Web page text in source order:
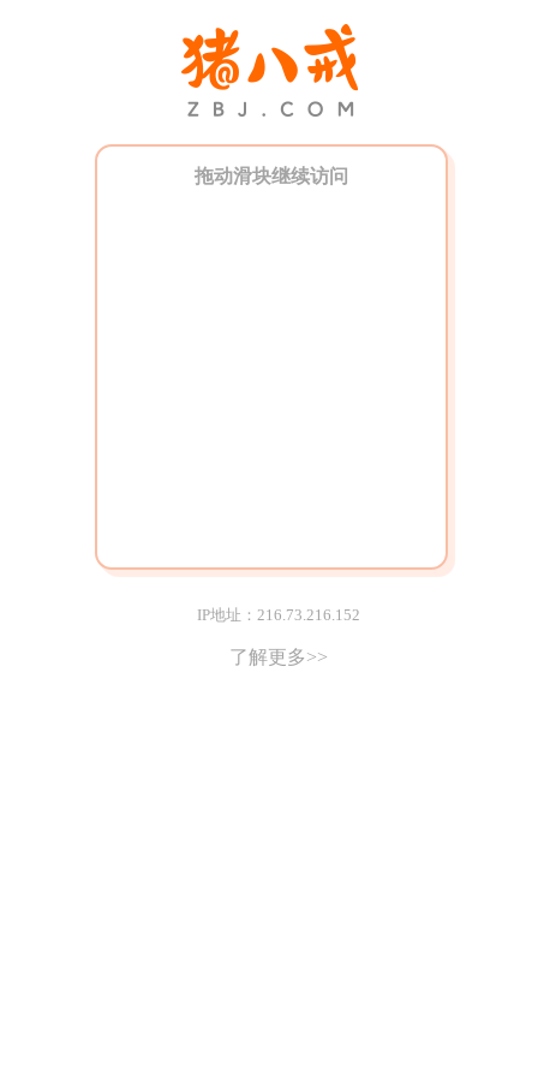
拖动滑块继续访问
IP地址：216.73.216.152
了解更多>>